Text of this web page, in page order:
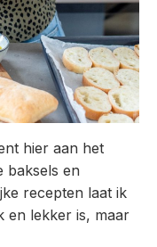
hier aan het
baksels en
recepten laat ik
en lekker is, maar